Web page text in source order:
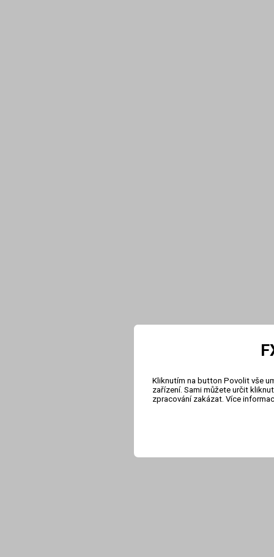
Kliknutím na button Povolit vše
zařízení. Sami můžete určit
zpracování zakázat. Více